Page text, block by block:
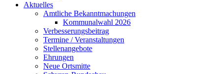
Aktuelles
Amtliche Bekanntmachungen
Kommunalwahl 2026
Verbesserungsbeitrag
Termine / Veranstaltungen
Stellenangebote
Ehrungen
Neue Ortsmitte